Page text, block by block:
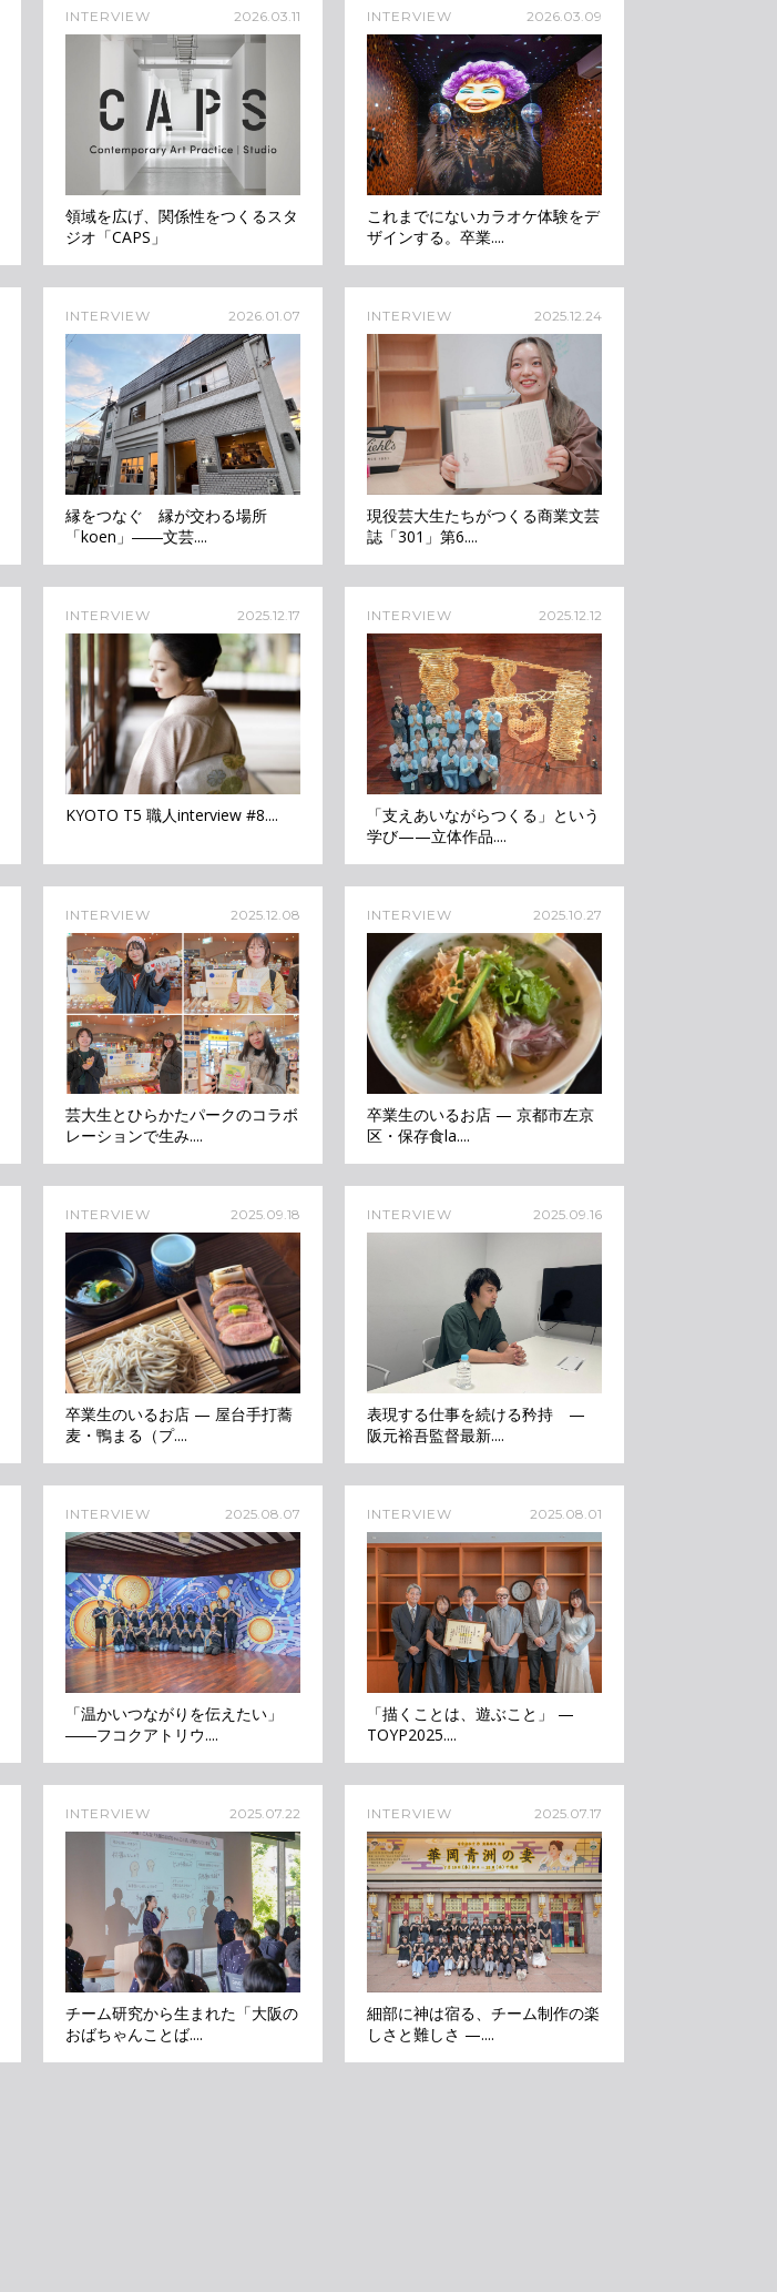
INTERVIEW 2026.03.11
領域を広げ、関係性をつくるスタ
ジオ「CAPS」
INTERVIEW 2026.03.09
これまでにないカラオケ体験をデ
ザインする。卒業....
INTERVIEW 2026.01.07
縁をつなぐ 縁が交わる場所
「koen」――文芸....
INTERVIEW 2025.12.24
現役芸大生たちがつくる商業文芸
誌「301」第6....
INTERVIEW 2025.12.17
KYOTO T5 職人interview #8....
INTERVIEW 2025.12.12
「支えあいながらつくる」という
学び——立体作品....
INTERVIEW 2025.12.08
芸大生とひらかたパークのコラボ
レーションで生み....
INTERVIEW 2025.10.27
卒業生のいるお店 — 京都市左京
区・保存食la....
INTERVIEW 2025.09.18
卒業生のいるお店 — 屋台手打蕎
麦・鴨まる（プ....
INTERVIEW 2025.09.16
表現する仕事を続ける矜持 —
阪元裕吾監督最新....
INTERVIEW 2025.08.07
「温かいつながりを伝えたい」
――フコクアトリウ....
INTERVIEW 2025.08.01
「描くことは、遊ぶこと」 —
TOYP2025....
INTERVIEW 2025.07.22
チーム研究から生まれた「大阪の
おばちゃんことば....
INTERVIEW 2025.07.17
細部に神は宿る、チーム制作の楽
しさと難しさ —....